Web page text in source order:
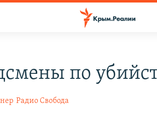
по
Радио Свобода